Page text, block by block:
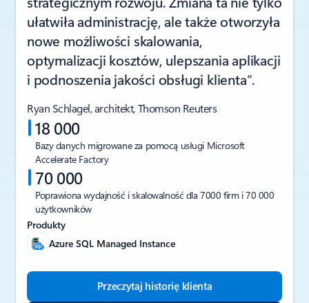
ułatwiła administrację, ale także otworzyła
nowe możliwości skalowania,
optymalizacji kosztów, ulepszania aplikacji
i podnoszenia jakości obsługi klienta”.
Ryan Schlagel, architekt, Thomson Reuters
18 000
Bazy danych migrowane za pomocą usługi Microsoft
Accelerate Factory
70 000
Poprawiona wydajność i skalowalność dla 7000 firm i 70 000
użytkowników
Produkty
Azure SQL Managed Instance
Przeczytaj historię klienta